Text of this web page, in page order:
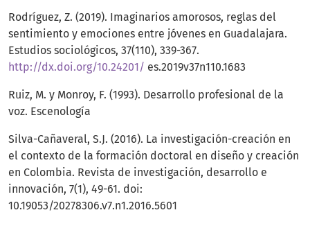
Rodríguez, Z. (2019). Imaginarios amorosos, reglas del
sentimiento y emociones entre jóvenes en Guadalajara.
Estudios sociológicos, 37(110), 339-367.
http://dx.doi.org/10.24201/ es.2019v37n110.1683
Ruiz, M. y Monroy, F. (1993). Desarrollo profesional de la
voz. Escenología
Silva-Cañaveral, S.J. (2016). La investigación-creación en
el contexto de la formación doctoral en diseño y creación
en Colombia. Revista de investigación, desarrollo e
innovación, 7(1), 49-61. doi:
10.19053/20278306.v7.n1.2016.5601